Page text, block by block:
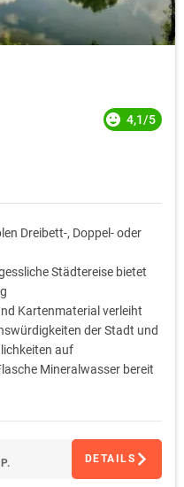
4,1/5
Dreibett-, Doppel- oder
Städtereise bietet
Kartenmaterial verleiht
der Stadt und
auf
Mineralwasser bereit
dem Kopfkissen
DETAILS